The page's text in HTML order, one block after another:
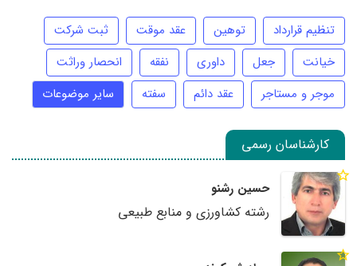
تنظیم قرارداد توهین عقد موقت
ثبت شرکت
خیانت
جعل داوری نفقه
انحصار وراثت
موجر و مستاجر
عقد دائم سفته سایر موضوعات
کارشناسان رسمی
حسین رشنو
رشته کشاورزی و منابع طبیعی